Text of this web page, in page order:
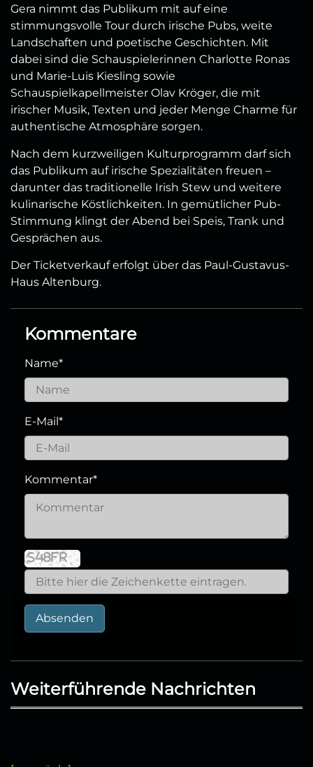
Gera nimmt das Publikum mit auf eine
stimmungsvolle Tour durch irische Pubs, weite
Landschaften und poetische Geschichten. Mit
dabei sind die Schauspielerinnen Charlotte Ronas
und Marie-Luis Kiesling sowie
Schauspielkapellmeister Olav Kröger, die mit
irischer Musik, Texten und jeder Menge Charme für
authentische Atmosphäre sorgen.
Nach dem kurzweiligen Kulturprogramm darf sich
das Publikum auf irische Spezialitäten freuen –
darunter das traditionelle Irish Stew und weitere
kulinarische Köstlichkeiten. In gemütlicher Pub-
Stimmung klingt der Abend bei Speis, Trank und
Gesprächen aus.
Der Ticketverkauf erfolgt über das Paul-Gustavus-
Haus Altenburg.
Kommentare
Name*
E-Mail*
Kommentar*
Absenden
Weiterführende Nachrichten